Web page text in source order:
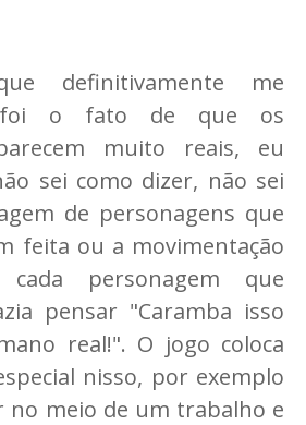
definitivamente me
foi o fato de que os
muito reais, eu
sei como dizer, não sei
de personagens que
feita ou a movimentação
personagem que
pensar "Caramba isso
real!". O jogo coloca
nisso, por exemplo
no meio de um trabalho e